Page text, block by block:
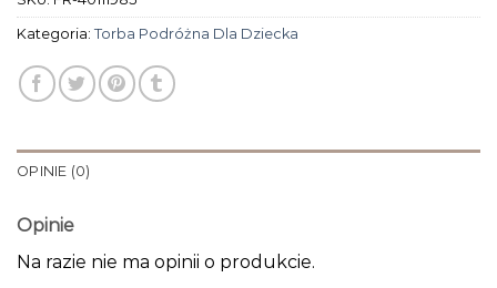
Kategoria: Torba Podróżna Dla Dziecka
OPINIE (0)
Opinie
Na razie nie ma opinii o produkcie.